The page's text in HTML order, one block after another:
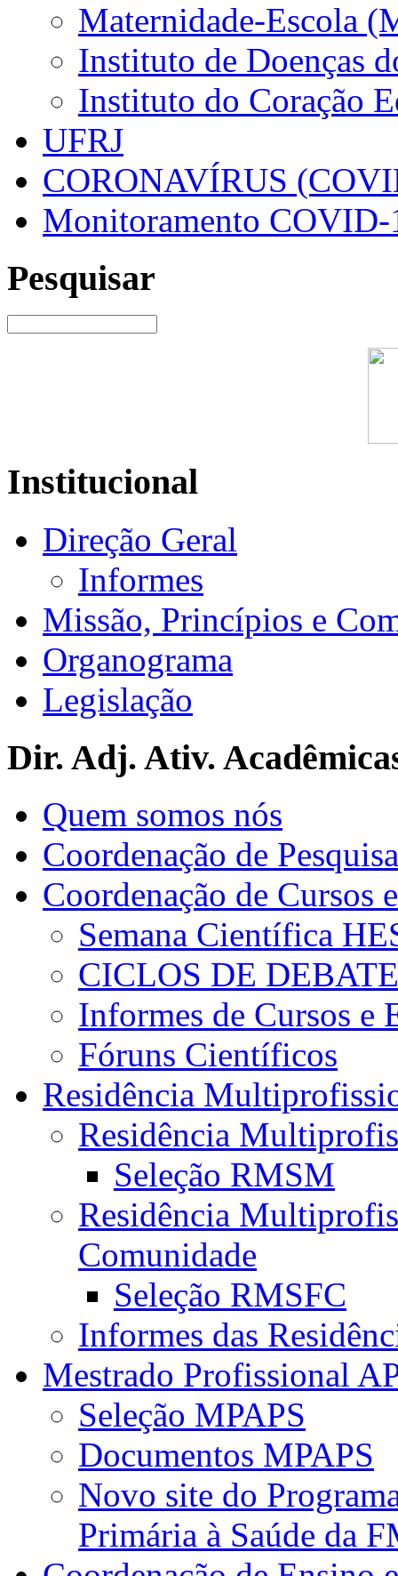
Maternidade-Escola
Instituto de Doenças
Instituto do Coração
UFRJ
CORONAVÍRUS
Monitoramento COVID-
Pesquisar
Institucional
Direção Geral
Informes
Missão, Princípios e
Organograma
Legislação
Dir. Adj. Ativ.
Quem somos nós
Coordenação de Pesquisa
Coordenação de Cursos
Semana Científica
CICLOS DE
Informes de Cursos e
Fóruns Científicos
Residência
Residência
Seleção RMSM
Residência
Comunidade
Seleção RMSFC
Informes das
Mestrado Profissional
Seleção MPAPS
Documentos MPAPS
Novo site do
Primária à Saúde da